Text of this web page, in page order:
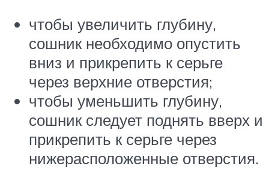
чтобы увеличить глубину,
сошник необходимо опустить
вниз и прикрепить к серьге
через верхние отверстия;
чтобы уменьшить глубину,
сошник следует поднять вверх и
прикрепить к серьге через
нижерасположенные отверстия.